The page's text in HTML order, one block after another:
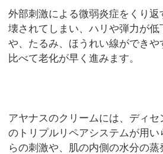
外部刺激による微弱炎症をくり
壊されてしまい、ハリや弾力が低
や、たるみ、ほうれい線ができや
比べて老化が早く進みます。
アヤナスのクリームには、ディ
のトリプルリペアシステムが用
らの刺激や、肌の内側の水分の